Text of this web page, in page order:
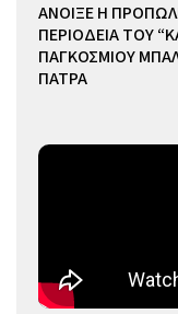
ΑΝΟΙΞΕ Η
ΠΕΡΙΟΔΕΙΑ ΤΟΥ
ΠΑΓΚΟΣΜΙΟΥ
ΠΑΤΡΑ